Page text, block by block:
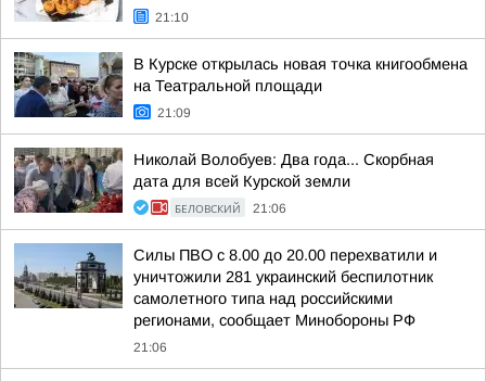
21:10
В Курске открылась новая точка книгообмена
на Театральной площади
21:09
Николай Волобуев: Два года... Скорбная
дата для всей Курской земли
БЕЛОВСКИЙ 21:06
Силы ПВО с 8.00 до 20.00 перехватили и
уничтожили 281 украинский беспилотник
самолетного типа над российскими
регионами, сообщает Минобороны РФ
21:06